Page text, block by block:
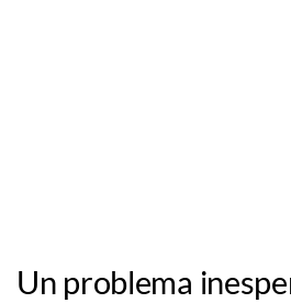
Un problema